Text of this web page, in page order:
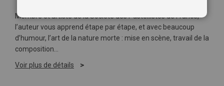
Membre et artiste de la Société des Pastellistes de France,
l’auteur vous apprend étape par étape, et avec beaucoup
d’humour, l’art de la nature morte : mise en scène, travail de la
composition…
Voir plus de détails